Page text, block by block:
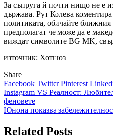
За съпруга й почти нищо не е
държава. Рут Колева
политиката, обичайте ближния
предполагат че може да е
виждат символите BG MK,
източник: Хотнюз
Share
Facebook TwitterPinterest
Навигация
Instagram VS Реалност:
феновете
Юнона показва
Related Posts